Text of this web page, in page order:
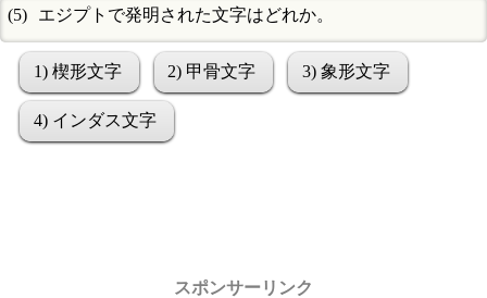
エジプトで発明された文字はどれか。
1) 楔形文字 2) 甲骨文字 3) 象形文字
4) インダス文字